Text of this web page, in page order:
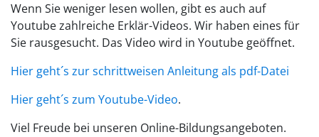
Wenn Sie weniger lesen wollen, gibt es auch auf
Youtube zahlreiche Erklär-Videos. Wir haben eines für
Sie rausgesucht. Das Video wird in Youtube geöffnet.
Hier geht´s zur schrittweisen Anleitung als pdf-Datei
Hier geht´s zum Youtube-Video.
Viel Freude bei unseren Online-Bildungsangeboten.